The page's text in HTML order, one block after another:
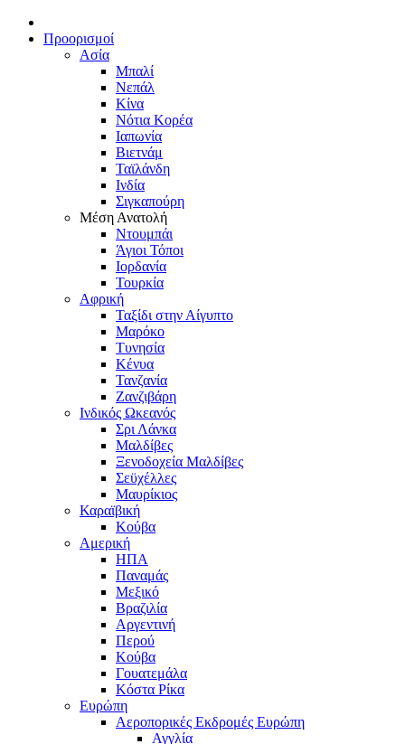
Προορισμοί
Ασία
Μπαλί
Νεπάλ
Κίνα
Νότια Κορέα
Ιαπωνία
Βιετνάμ
Ταϊλάνδη
Ινδία
Σιγκαπούρη
Μέση Ανατολή
Ντουμπάι
Άγιοι Τόποι
Ιορδανία
Τουρκία
Αφρική
Ταξίδι στην Αίγυπτο
Μαρόκο
Τυνησία
Κένυα
Τανζανία
Ζανζιβάρη
Ινδικός Ωκεανός
Σρι Λάνκα
Μαλδίβες
Ξενοδοχεία Μαλδίβες
Σεϋχέλλες
Μαυρίκιος
Καραϊβική
Κούβα
Αμερική
ΗΠΑ
Παναμάς
Μεξικό
Βραζιλία
Αργεντινή
Περού
Κούβα
Γουατεμάλα
Κόστα Ρίκα
Ευρώπη
Αεροπορικές Εκδρομές Ευρώπη
Αγγλία